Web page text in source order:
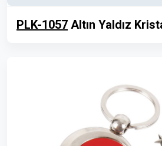
PLK-1057 Altın Yaldız